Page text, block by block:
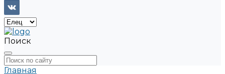
Поиск
Главная